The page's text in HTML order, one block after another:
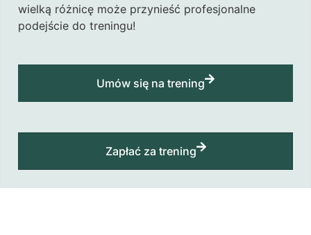
wielką różnicę może przynieść profesjonalne
podejście do treningu!
Umów się na trening
Zapłać za trening